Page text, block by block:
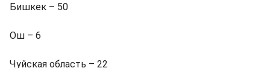
Бишкек – 50
Ош – 6
Чуйская область – 22